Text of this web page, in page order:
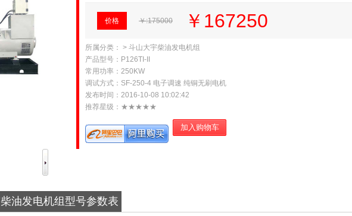
价格 ￥:175000 ￥167250
所属分类： > 斗山大宇柴油发电机组
产品型号：P126TI-II
常用功率：250KW
调试方式：SF-250-4 电子调速 纯铜无刷电机
发布时间：2016-10-08 10:02:42
推荐星级：★★★★★
油发电机组型号参数表